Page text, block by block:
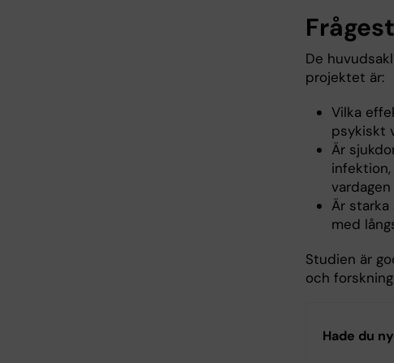
De
projektet är:
Vilka
psykiskt
Är
Är
med
Studien är
och
Hade du